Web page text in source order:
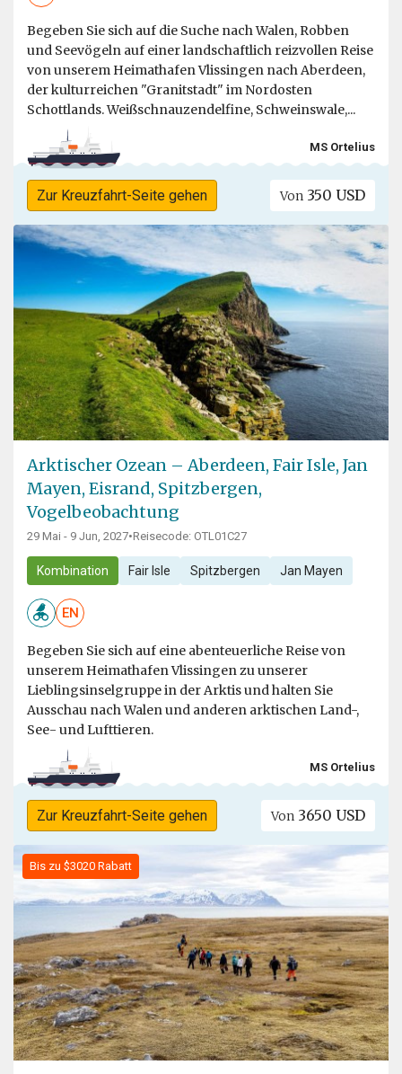
Begeben Sie sich auf die Suche nach Walen, Robben
und Seevögeln auf einer landschaftlich reizvollen Reise
von unserem Heimathafen Vlissingen nach Aberdeen,
der kulturreichen "Granitstadt" im Nordosten
Schottlands. Weißschnauzendelfine, Schweinswale,...
MS Ortelius
Zur Kreuzfahrt-Seite gehen Von 350 USD
Arktischer Ozean – Aberdeen, Fair Isle, Jan
Mayen, Eisrand, Spitzbergen,
Vogelbeobachtung
29 Mai - 9 Jun, 2027•Reisecode: OTL01C27
Kombination Fair Isle Spitzbergen Jan Mayen
EN
Begeben Sie sich auf eine abenteuerliche Reise von
unserem Heimathafen Vlissingen zu unserer
Lieblingsinselgruppe in der Arktis und halten Sie
Ausschau nach Walen und anderen arktischen Land-,
See- und Lufttieren.
MS Ortelius
Zur Kreuzfahrt-Seite gehen Von 3650 USD
Bis zu $3020 Rabatt